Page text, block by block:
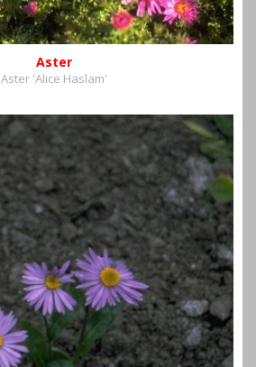
Aster
Aster 'Alice Haslam'